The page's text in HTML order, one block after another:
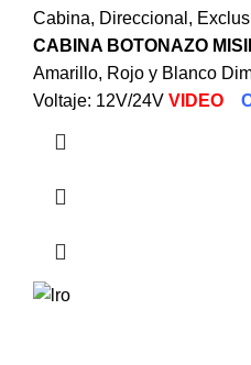
Cabina, Direccional ,
CABINA BOTONAZO
Amarillo, Rojo y Blanco
Voltaje: 12V/24V VIDEO